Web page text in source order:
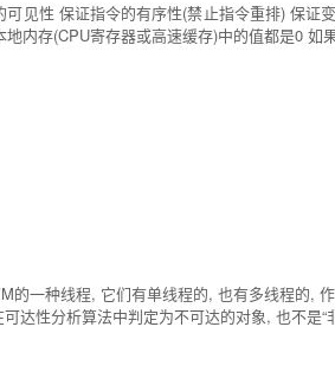
见性 保证指令的有序性(禁止指令重排) 保
内存(CPU寄存器或高速缓存)中的值都是0 如
的一种线程, 它们有单线程的, 也有多线程的,
达性分析算法中判定为不可达的对象, 也不是“